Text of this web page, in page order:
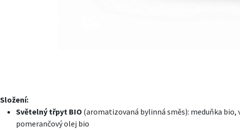
Složení:
Světelný třpyt BIO (aromatizovaná bylinná směs): meduňka
pomerančový olej bio